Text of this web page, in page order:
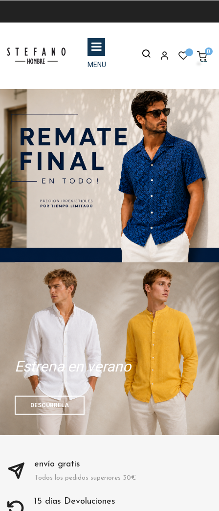
MENU
0
COMPRAR AHORA
Estrena en verano
DESCÚBRELA
envío gratis
Todos los pedidos superiores 30€
15 días Devoluciones